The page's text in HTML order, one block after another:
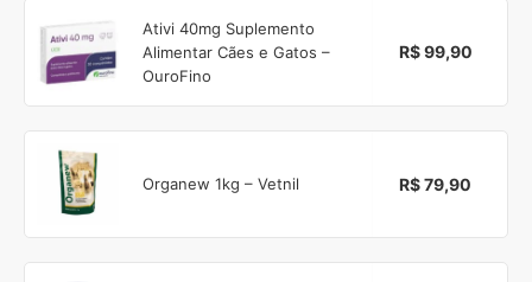
Ativi 40mg Suplemento
Alimentar Cães e Gatos –
OuroFino
R$ 99,90
Organew 1kg – Vetnil R$ 79,90